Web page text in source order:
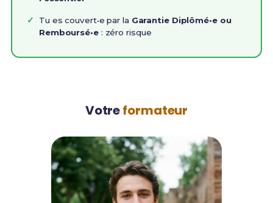
Tu es couvert•e par la Garantie Diplômé•e ou
Remboursé•e: zéro risque
Votreformateur